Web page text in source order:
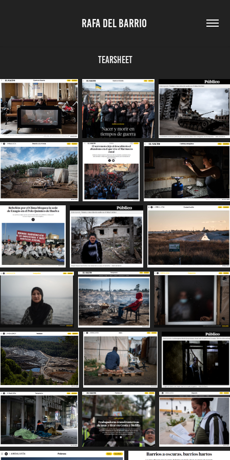
RAFA DEL BARRIO
Tearsheet